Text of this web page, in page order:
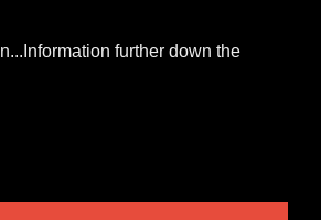
further down the